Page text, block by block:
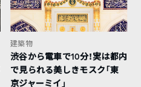
建築物
渋谷から電車で10分！実は都内
で見られる美しきモスク「東
京ジャーミイ」